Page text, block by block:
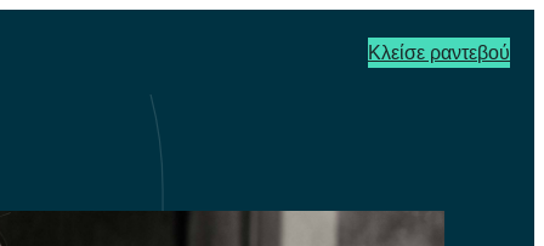
Κλείσε ραντεβού